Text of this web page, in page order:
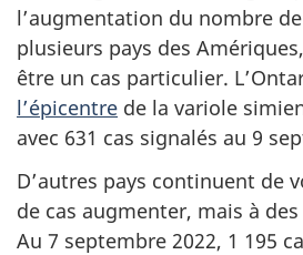
l’augmentation du nombre
plusieurs pays des
être un cas particulier.
l’épicentre de la variole
avec 631 cas signalés au 9
D’autres pays continuent de
de cas augmenter, mais à
Au 7 septembre 2022, 1 195